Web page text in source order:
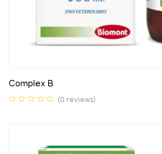
Complex B
(0 reviews)